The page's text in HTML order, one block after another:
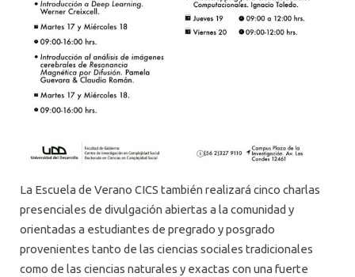
La Escuela de Verano CICS también realizará cinco charlas
presenciales de divulgación abiertas a la comunidad y
orientadas a estudiantes de pregrado y posgrado
provenientes tanto de las ciencias sociales tradicionales
como de las ciencias naturales y exactas con una fuerte